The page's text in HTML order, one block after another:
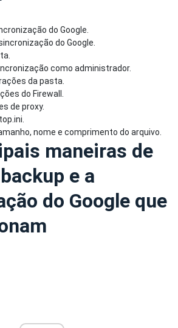
do Google.
do Google.
como administrador.
da pasta.
do Firewall.
de proxy.
nome e comprimento do arquivo.
maneiras de
e a
do Google que